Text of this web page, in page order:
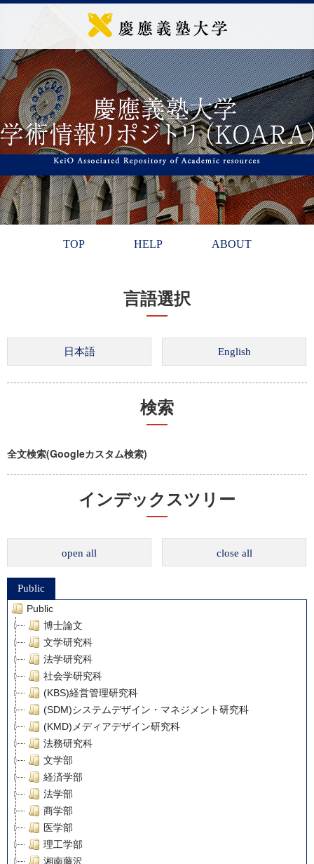
TOP HELP ABOUT
言語選択
検索
全文検索(Googleカスタム検索)
インデックスツリー
open all close all
Public
Public
博士論文
文学研究科
法学研究科
社会学研究科
(KBS)経営管理研究科
(SDM)システムデザイン・マネジメント研究科
(KMD)メディアデザイン研究科
法務研究科
文学部
経済学部
法学部
商学部
医学部
理工学部
湘南藤沢